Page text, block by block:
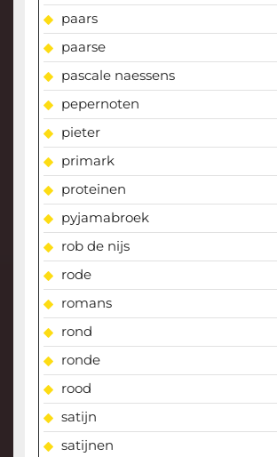
paars
paarse
pascale naessens
pepernoten
pieter
primark
proteinen
pyjamabroek
rob de nijs
rode
romans
rond
ronde
rood
satijn
satijnen